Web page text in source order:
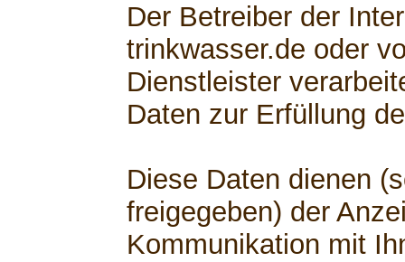
Der Betreiber der
trinkwasser.de oder
Dienstleister
Daten zur Erfüllung
Diese Daten dienen
freigegeben) der
Kommunikation mit